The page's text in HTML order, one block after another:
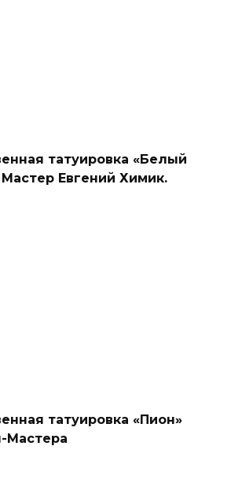
татуировка «Белый
Евгений Химик.
татуировка «Пион»
Мастера